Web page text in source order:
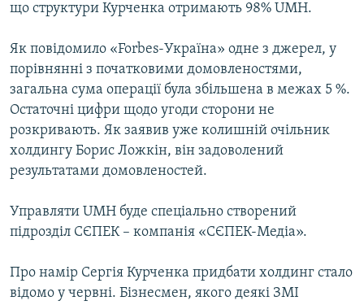
що структури Курченка отримають 98% UMH.
Як повідомило «Forbes-Україна» одне з джерел, у
порівнянні з початковими домовленостями,
загальна сума операції була збільшена в межах 5 %.
Остаточні цифри щодо угоди сторони не
розкривають. Як заявив уже колишній очільник
холдингу Борис Ложкін, він задоволений
результатами домовленостей.
Управляти UMH буде спеціально створений
підрозділ СЄПЕК – компанія «СЄПЕК-Медіа».
Про намір Сергія Курченка придбати холдинг стало
відомо у червні. Бізнесмен, якого деякі ЗМІ